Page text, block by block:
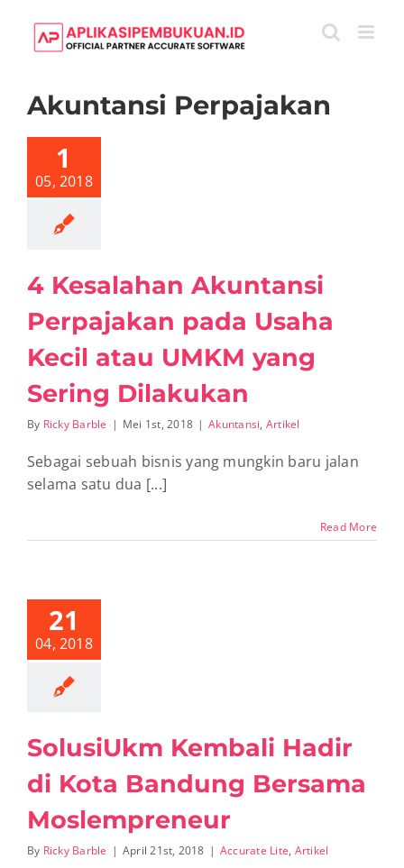
content
Akuntansi Perpajakan
1
05, 2018
pada
Kecil atau
yang
Dilakukan
Artikel
4 Kesalahan Akuntansi
Perpajakan pada Usaha
Kecil atau UMKM yang
Sering Dilakukan
By Ricky Barble | Mei 1st, 2018 | Akuntansi, Artikel
Sebagai sebuah bisnis yang mungkin baru jalan
selama satu dua [...]
Read More
21
04, 2018
Artikel
SolusiUkm Kembali Hadir
di Kota Bandung Bersama
Moslempreneur
By Ricky Barble | April 21st, 2018 | Accurate Lite, Artikel